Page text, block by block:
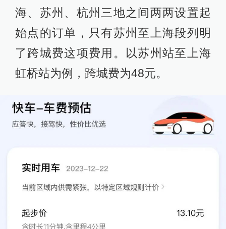
海、苏州、杭州三地之间两两设置起
始点的订单，只有苏州至上海段列明
了跨城费这项费用。以苏州站至上海
虹桥站为例，跨城费为48元。